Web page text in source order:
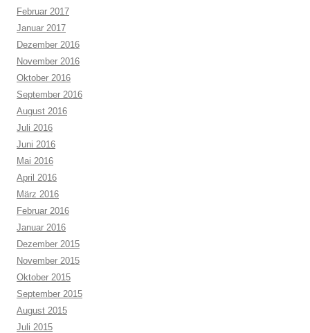
Februar 2017
Januar 2017
Dezember 2016
November 2016
Oktober 2016
September 2016
August 2016
Juli 2016
Juni 2016
Mai 2016
April 2016
März 2016
Februar 2016
Januar 2016
Dezember 2015
November 2015
Oktober 2015
September 2015
August 2015
Juli 2015